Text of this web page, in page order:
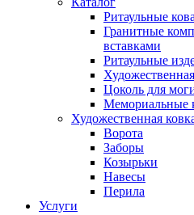
Ритаульные
Гранитные
вставками
Ритаульные
Цоколь для
Мемориальные
Художественная
Ворота
Заборы
Козырьки
Навесы
Перила
Услуги